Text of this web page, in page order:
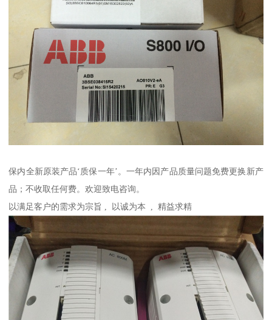
保内全新原装产品‘质保一年’。一年内因产品质量问题免费更换新产
品；不收取任何费。欢迎致电咨询。
以满足客户的需求为宗旨 , 以诚为本 , 精益求精